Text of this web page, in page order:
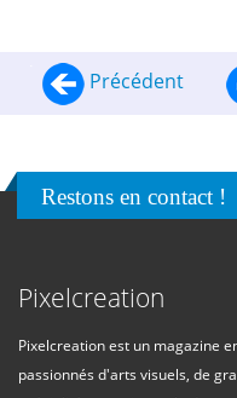
Précédent
Restons en contact !
Pixelcreation
Pixelcreation est un magazine
passionnés d'arts visuels, de